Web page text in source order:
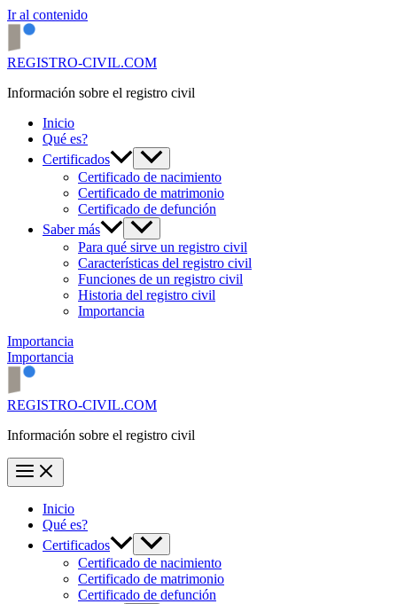
Ir al contenido
REGISTRO-CIVIL.COM
Información sobre el registro civil
Inicio
Qué es?
Certificados
Certificado de nacimiento
Certificado de matrimonio
Certificado de defunción
Saber más
Para qué sirve un registro civil
Características del registro civil
Funciones de un registro civil
Historia del registro civil
Importancia
Importancia
Importancia
REGISTRO-CIVIL.COM
Información sobre el registro civil
Inicio
Qué es?
Certificados
Certificado de nacimiento
Certificado de matrimonio
Certificado de defunción